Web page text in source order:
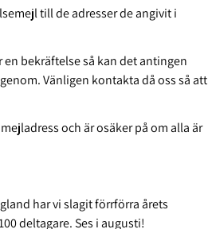
till de adresser de angivit i
bekräftelse så kan det antingen
Vänligen kontakta då oss så att
och är osäker på om alla är
har vi slagit förrförra årets
deltagare. Ses i augusti!